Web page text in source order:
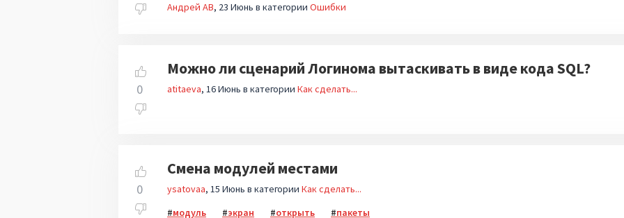
Андрей АВ 23 Июнь в категории Ошибки
0
Можно ли сценарий Логинома вытаскивать в виде кода SQL?
atitaeva 16 Июнь в категории Как сделать...
0
Смена модулей местами
ysatovaa 15 Июнь в категории Как сделать...
модуль
экран открыть пакеты